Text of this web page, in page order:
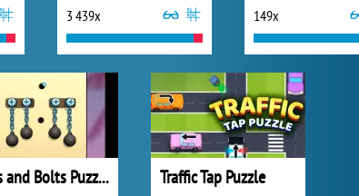
3 439x 149x
Nuts and Bolts Puzzle Traffic Tap Puzzle